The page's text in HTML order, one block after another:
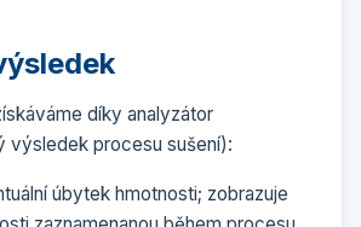
díky analyzátor
výsledek procesu sušení):
úbytek hmotnosti; zobrazuje